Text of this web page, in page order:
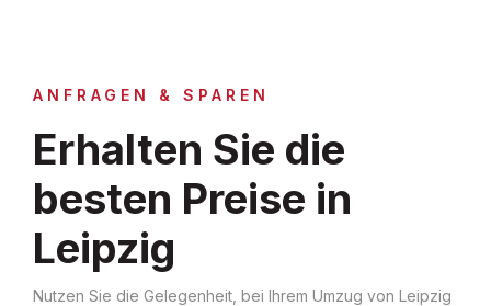
ANFRAGEN & SPAREN
Erhalten Sie die
besten Preise in
Leipzig
Nutzen Sie die Gelegenheit, bei Ihrem Umzug von Leipzig